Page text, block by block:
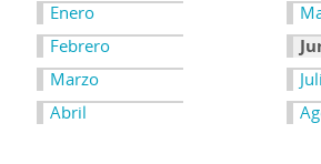
Enero
Febrero
Marzo
Abril